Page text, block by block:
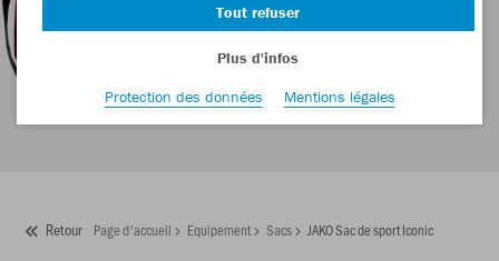
Retour Page d'accueil Equipement Sacs JAKO Sac de sport Iconic
Tout refuser
Plus d'infos
Protection des données
Mentions légales